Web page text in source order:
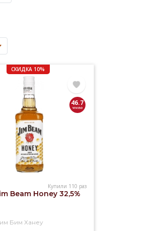
СКИДКА 10%
46.7
Купили 110 раз
Beam Honey 32,5%
Бим Ханеу